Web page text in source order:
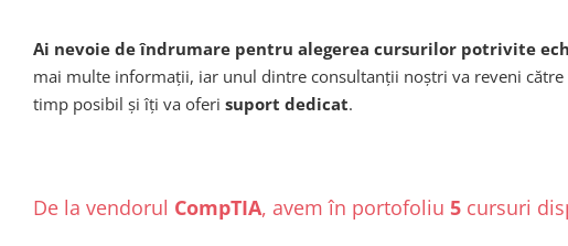
Ai nevoie de îndrumare pentru alegerea cursurilor potrivite
mai multe informații, iar unul dintre consultanții noștri va reveni
timp posibil și îți va oferi suport dedicat.
De la vendorul CompTIA, avem în portofoliu 5 cursuri